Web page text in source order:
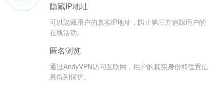
隐藏IP地址
可以隐藏用户的真实IP地址，防止第三方追踪用户的
在线活动。
匿名浏览
通过AndyVPN访问互联网，用户的真实身份和位置信
息得到保护。